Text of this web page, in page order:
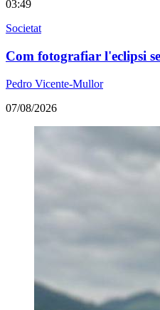
03:49
Societat
Com fotografiar l'eclipsi
Pedro Vicente-Mullor
07/08/2026